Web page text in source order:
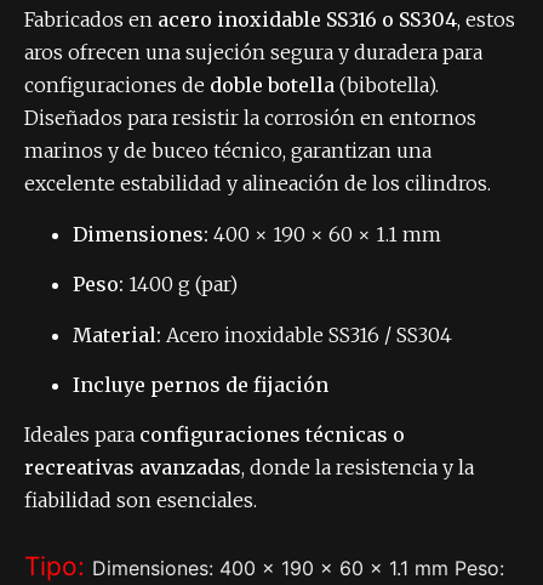
Fabricados en acero inoxidable SS316 o SS304, estos
aros ofrecen una sujeción segura y duradera para
configuraciones de doble botella (bibotella).
Diseñados para resistir la corrosión en entornos
marinos y de buceo técnico, garantizan una
excelente estabilidad y alineación de los cilindros.
Dimensiones: 400 × 190 × 60 × 1.1 mm
Peso: 1400 g (par)
Material: Acero inoxidable SS316 / SS304
Incluye pernos de fijación
Ideales para configuraciones técnicas o
recreativas avanzadas, donde la resistencia y la
fiabilidad son esenciales.
Tipo: Dimensiones: 400 × 190 × 60 × 1.1 mm Peso: